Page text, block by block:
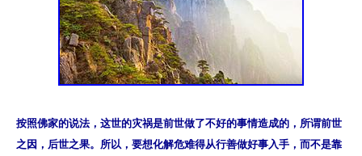
按照佛家的说法，这世的灾祸是前世做了不好的事情造成的，所谓前世
之因，后世之果。所以，要想化解危难得从行善做好事入手，而不是靠